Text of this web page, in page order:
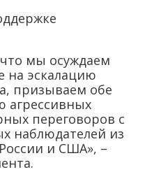
мы осуждаем
на эскалацию
призываем обе
агрессивных
переговоров с
наблюдателей из
и США», –